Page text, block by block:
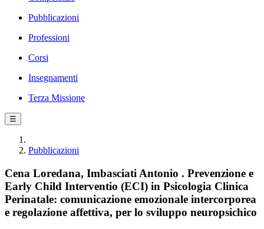
Pubblicazioni
Professioni
Corsi
Insegnamenti
Terza Missione
☰
Pubblicazioni
Cena Loredana, Imbasciati Antonio . Prevenzione e
Early Child Interventio (ECI) in Psicologia Clinica
Perinatale: comunicazione emozionale intercorporea
e regolazione affettiva, per lo sviluppo neuropsichico